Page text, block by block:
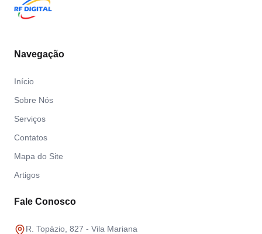
Navegação
Início
Sobre Nós
Serviços
Contatos
Mapa do Site
Artigos
Fale Conosco
R. Topázio, 827 - Vila Mariana